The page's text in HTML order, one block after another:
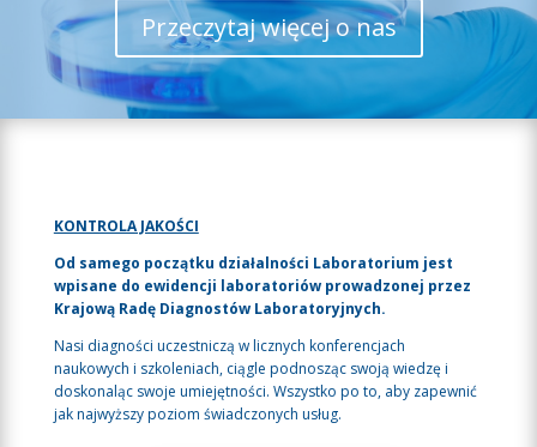
Przeczytaj więcej o nas
KONTROLA JAKOŚCI
Od samego początku działalności Laboratorium jest
wpisane do ewidencji laboratoriów prowadzonej przez
Krajową Radę Diagnostów Laboratoryjnych.
Nasi diagności uczestniczą w licznych konferencjach
naukowych i szkoleniach, ciągle podnosząc swoją wiedzę i
doskonaląc swoje umiejętności. Wszystko po to, aby zapewnić
jak najwyższy poziom świadczonych usług.